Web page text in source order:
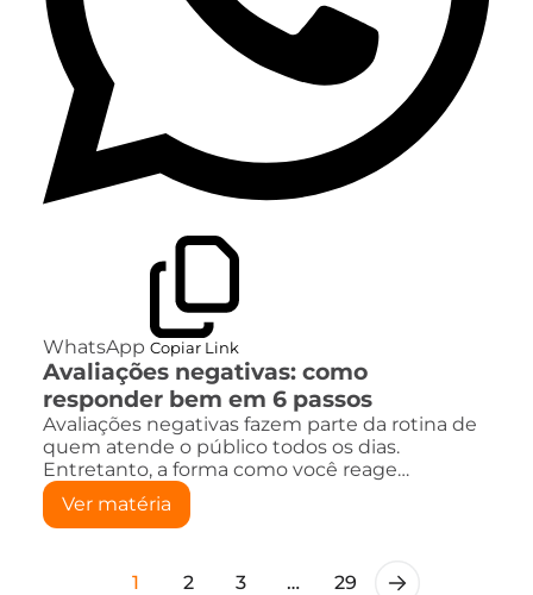
WhatsApp Copiar Link
Avaliações negativas: como
responder bem em 6 passos
Avaliações negativas fazem parte da rotina de
quem atende o público todos os dias.
Entretanto, a forma como você reage…
Ver matéria
1 2 3 … 29